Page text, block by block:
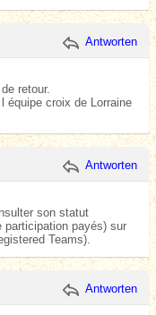
Antworten
retour.
équipe croix de Lorraine
Antworten
son statut
payés) sur
Teams).
Antworten